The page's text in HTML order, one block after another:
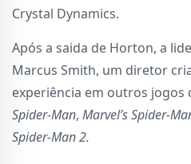
Crystal Dynamics.
Após a saida de Horton, a
Marcus Smith, um diretor
experiência em outros jogos
Spider-Man, Marvel’s Spider-
Spider-Man 2.